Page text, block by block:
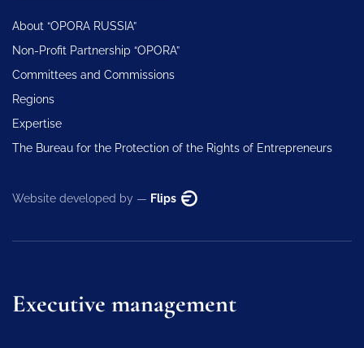
About “OPORA RUSSIA”
Non-Profit Partnership “OPORA”
Committees and Commissions
Regions
Expertise
The Bureau for the Protection of the Rights of Entrepreneurs
Website developed by — Flips
Executive management